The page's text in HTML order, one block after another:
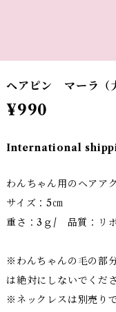
ヘアピン マーラ（
¥990
International
わんちゃん用のヘアア
サイズ：5㎝
重さ：3ｇ/ 品質：リ
※わんちゃんの毛の部
は絶対にしないでくださ
※ネックレスは別売りで